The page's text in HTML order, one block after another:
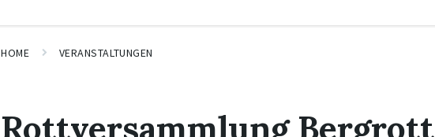
HOME VERANSTALTUNGEN
Rottversammlung Bergrott